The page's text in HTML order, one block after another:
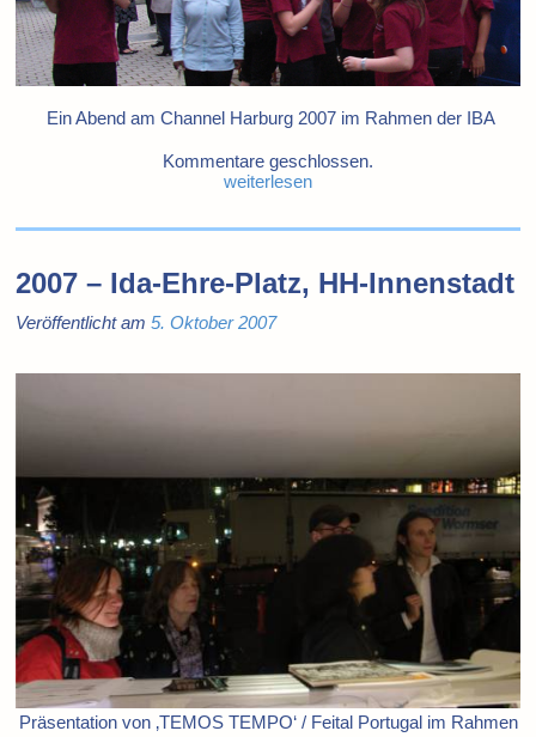
Ein Abend am Channel Harburg 2007 im Rahmen der IBA
Kommentare geschlossen.
weiterlesen
2007 – Ida-Ehre-Platz, HH-Innenstadt
Veröffentlicht am5. Oktober 2007
Präsentation von ‚TEMOS TEMPO‘ / Feital Portugal im Rahmen